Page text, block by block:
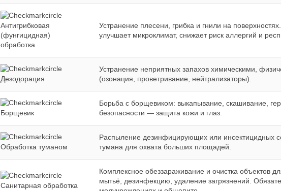
Антигрибковая
(фунгицидная)
обработка
Устранение плесени, грибка и гнили на
улучшает микроклимат, снижает риск аллергий и
Дезодорация
Устранение неприятных запахов химическими,
(озонация, проветривание, нейтрализаторы).
Борщевик
Борьба с борщевиком: выкапывание, скашивание,
безопасности — защита кожи и глаз.
Обработка туманом
Распыление дезинфицирующих или инсектицидных
тумана для охвата больших площадей.
Санитарная обработка
Комплексное обеззараживание и очистка объектов
мытьё, дезинфекцию, удаление загрязнений.